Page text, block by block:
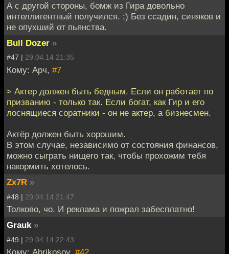
А с другой стороны, бомж из Гира довольно
интеллигентный получился. :) Без ссадин, синяков и
не опухший от пьянства.
Bull Dozer »
#47 | 29.04.14 21:35
Кому: Арч, #7
> Актер должен быть бедным. Если он работает по
призванию - только так. Если богат, как Гир и его
лоснящиеся соратники - он не актер, а бизнесмен.
Актёр должен быть хорошим.
В этом случае, независимо от состояния финансов,
можно сыграть нищего так, чтобы прохожим тебя
накормить хотелось.
Zx7R »
#48 | 29.04.14 21:47
Толково, чо. И реклама и пожрал забесплатно!
Grauk »
#49 | 29.04.14 22:43